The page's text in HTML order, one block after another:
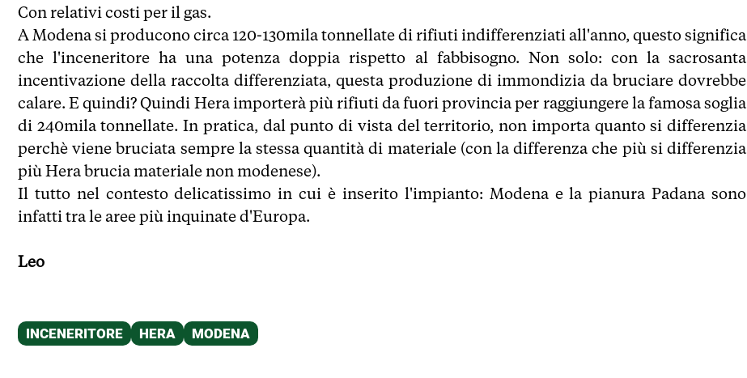
Con relativi costi per il gas.
A Modena si producono circa 120-130mila tonnellate di rifiuti indifferenziati all'anno, questo significa
che l'inceneritore ha una potenza doppia rispetto al fabbisogno. Non solo: con la sacrosanta
incentivazione della raccolta differenziata, questa produzione di immondizia da bruciare dovrebbe
calare. E quindi? Quindi Hera importerà più rifiuti da fuori provincia per raggiungere la famosa soglia
di 240mila tonnellate. In pratica, dal punto di vista del territorio, non importa quanto si differenzia
perchè viene bruciata sempre la stessa quantità di materiale (con la differenza che più si differenzia
più Hera brucia materiale non modenese).
Il tutto nel contesto delicatissimo in cui è inserito l'impianto: Modena e la pianura Padana sono
infatti tra le aree più inquinate d'Europa.
Leo